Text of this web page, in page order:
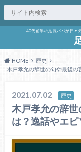
40代前半の足長パパが日々
HOME
歴史
木戸孝允の辞世の句や最後の
2021.07.02 歴史
木戸孝允の辞
は？逸話やエ